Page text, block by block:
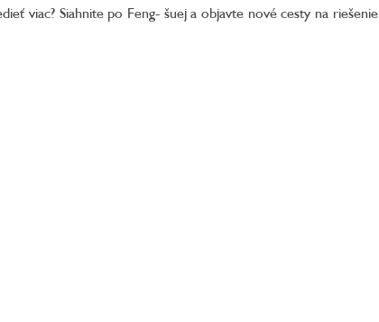
viac? Siahnite po Feng- šuej a objavte nové cesty na riešenie